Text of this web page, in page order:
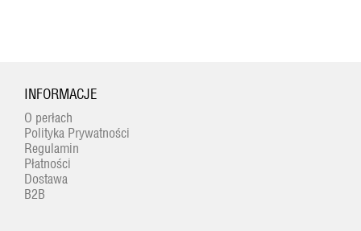
INFORMACJE
O perłach
Polityka Prywatności
Regulamin
Płatności
Dostawa
B2B